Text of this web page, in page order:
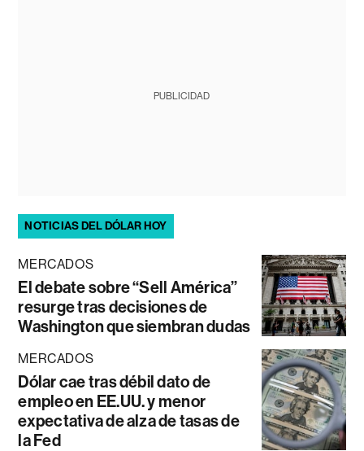
PUBLICIDAD
NOTICIAS DEL DÓLAR HOY
MERCADOS
El debate sobre “Sell América”
resurge tras decisiones de
Washington que siembran dudas
MERCADOS
Dólar cae tras débil dato de
empleo en EE.UU. y menor
expectativa de alza de tasas de
la Fed